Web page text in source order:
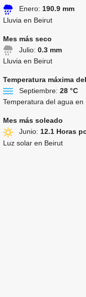
Enero: 190.9 mm
Lluvia en Beirut
Mes más seco
Julio: 0.3 mm
Lluvia en Beirut
Temperatura máxima
Septiembre: 28 °C
Temperatura del agua en
Mes más soleado
Junio: 12.1 Horas
Luz solar en Beirut